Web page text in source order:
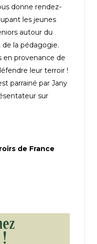
donne rendez-
les jeunes
autour du
la pédagogie.
en provenance de
leur terroir !
parrainé par Jany
sur
de France